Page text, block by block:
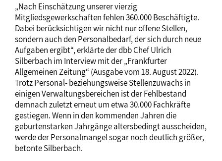
„Nach Einschätzung unserer vierzig
Mitgliedsgewerkschaften fehlen 360.000 Beschäftigte.
Dabei berücksichtigen wir nicht nur offene Stellen,
sondern auch den Personalbedarf, der sich durch neue
Aufgaben ergibt“, erklärte der dbb Chef Ulrich
Silberbach im Interview mit der „Frankfurter
Allgemeinen Zeitung“ (Ausgabe vom 18. August 2022).
Trotz Personal- beziehungsweise Stellenzuwachs in
einigen Verwaltungsbereichen ist der Fehlbestand
demnach zuletzt erneut um etwa 30.000 Fachkräfte
gestiegen. Wenn in den kommenden Jahren die
geburtenstarken Jahrgänge altersbedingt ausscheiden,
werde der Personalmangel sogar noch deutlich größer,
betonte Silberbach.